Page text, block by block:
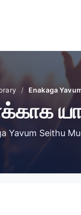
/ Enakaga
Yavum Seithu